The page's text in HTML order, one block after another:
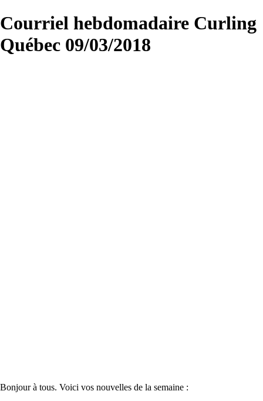
Courriel hebdomadaire Curling
Québec 09/03/2018
Bonjour à tous. Voici vos nouvelles de la semaine :